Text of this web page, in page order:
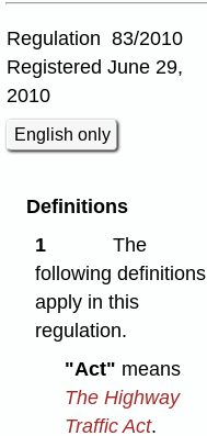
Regulation 83/2010
Registered June 29,
2010
English only
Definitions
1
The
following definitions
apply in this
regulation.
"Act" means
The Highway
Traffic Act.